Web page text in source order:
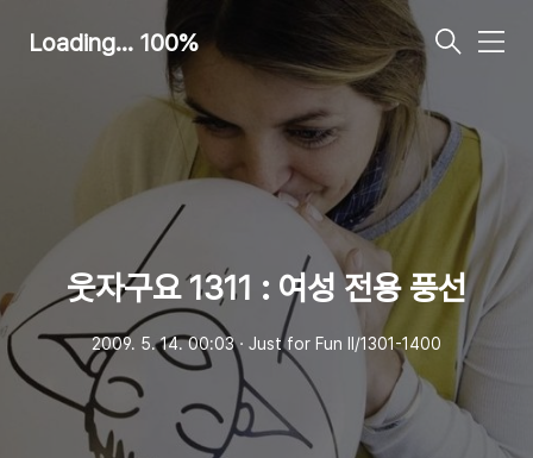
Loading... 100%
메
웃자구요 1311 : 여성 전용 풍선
2009. 5. 14. 00:03ㆍ Just for Fun Ⅱ/1301-1400